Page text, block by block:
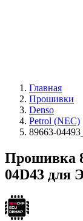
Главная
Прошивки
Denso
Petrol (NEC)
89663-
Прошивка
04D43 для